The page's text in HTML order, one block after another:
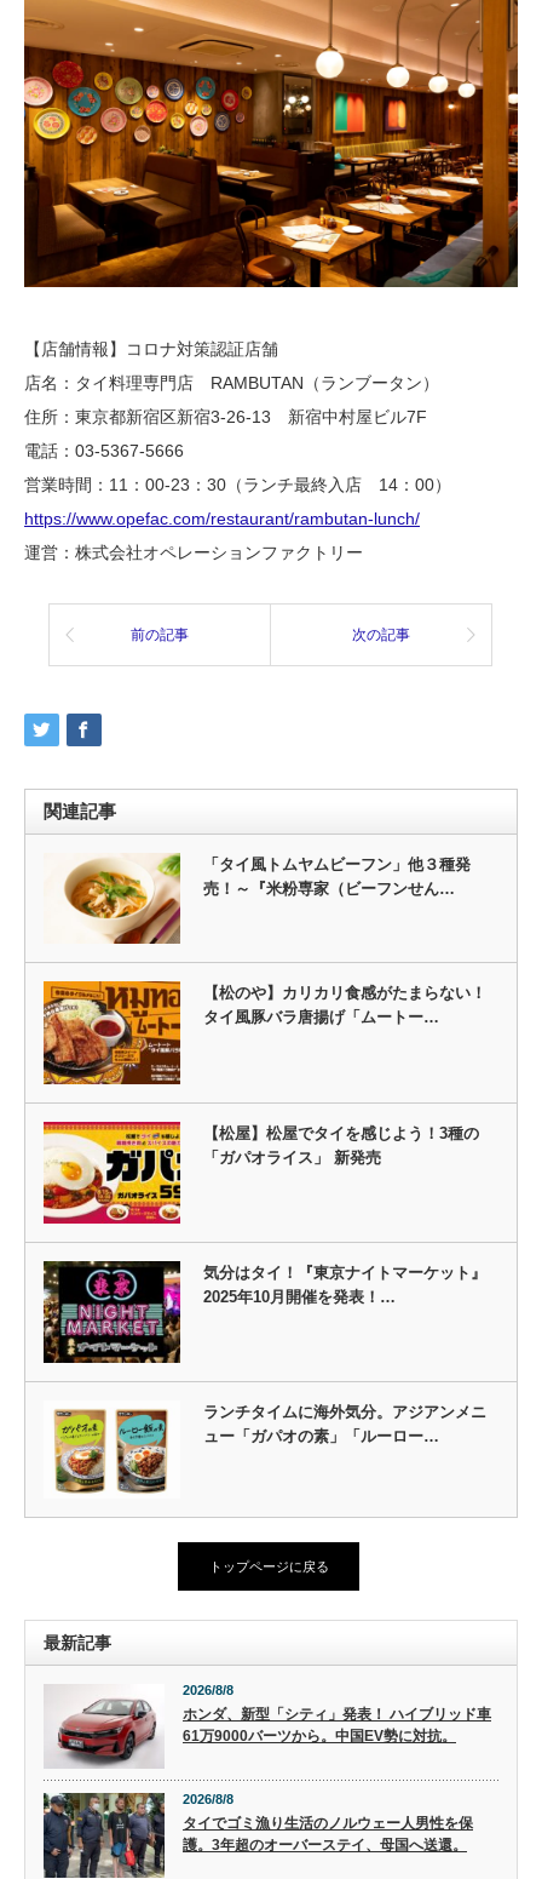
【店舗情報】コロナ対策認証店舗
店名：タイ料理専門店 RAMBUTAN（ランブータン）
住所：東京都新宿区新宿3-26-13 新宿中村屋ビル7F
電話：03-5367-5666
営業時間：11：00-23：30（ランチ最終入店 14：00）
https://www.opefac.com/restaurant/rambutan-lunch/
運営：株式会社オペレーションファクトリー
前の記事 次の記事
関連記事
「タイ風トムヤムビーフン」他３種発
売！～『米粉専家（ビーフンせん…
【松のや】カリカリ食感がたまらない！
タイ風豚バラ唐揚げ「ムートー…
【松屋】松屋でタイを感じよう！3種の
「ガパオライス」 新発売
気分はタイ！『東京ナイトマーケット』
2025年10月開催を発表！…
ランチタイムに海外気分。アジアンメニ
ュー「ガパオの素」「ルーロー…
トップページに戻る
最新記事
2026/8/8
ホンダ、新型「シティ」発表！ ハイブリッド車
61万9000バーツから。中国EV勢に対抗。
2026/8/8
タイでゴミ漁り生活のノルウェー人男性を保
護。3年超のオーバーステイ、母国へ送還。